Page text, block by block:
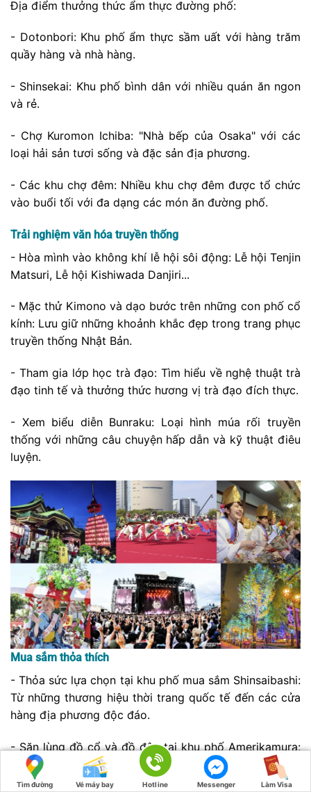
Địa điểm thưởng thức ẩm thực đường phố:
- Dotonbori: Khu phố ẩm thực sầm uất với hàng trăm
quầy hàng và nhà hàng.
- Shinsekai: Khu phố bình dân với nhiều quán ăn ngon
và rẻ.
- Chợ Kuromon Ichiba: "Nhà bếp của Osaka" với các
loại hải sản tươi sống và đặc sản địa phương.
- Các khu chợ đêm: Nhiều khu chợ đêm được tổ chức
vào buổi tối với đa dạng các món ăn đường phố.
Trải nghiệm văn hóa truyền thống
- Hòa mình vào không khí lễ hội sôi động: Lễ hội Tenjin
Matsuri, Lễ hội Kishiwada Danjiri...
- Mặc thử Kimono và dạo bước trên những con phố cổ
kính: Lưu giữ những khoảnh khắc đẹp trong trang phục
truyền thống Nhật Bản.
- Tham gia lớp học trà đạo: Tìm hiểu về nghệ thuật trà
đạo tinh tế và thưởng thức hương vị trà đạo đích thực.
- Xem biểu diễn Bunraku: Loại hình múa rối truyền
thống với những câu chuyện hấp dẫn và kỹ thuật điêu
luyện.
Mua sắm thỏa thích
- Thỏa sức lựa chọn tại khu phố mua sắm Shinsaibashi:
Từ những thương hiệu thời trang quốc tế đến các cửa
hàng địa phương độc đáo.
- Săn lùng đồ cổ và đồ độc tại khu phố Amerikamura:
Nơi tập trung những cửa hàng vintage, đồ secondhand
và các sản phẩm độc đáo.
Tìm đường Vé máy bay Hotline Messenger Làm Visa